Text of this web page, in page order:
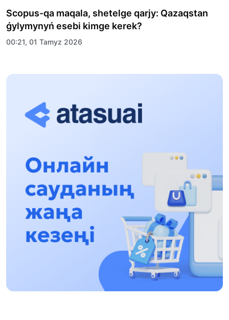
Scopus-qa maqala, shetelge qarjy: Qazaqstan
ǵylymynyń esebi kimge kerek?
00:21, 01 Tamyz 2026
«Zań kerýeni» jobasy: Abaı oblysynda quqyqtyq
17:31, 31 Shilde 2026
13:13, 30 Shilde 2026
Asqat Asylbekov: Kúshti bılikke kúshti tulǵalar
kerek!
12:01, 28 Shilde 2026
Abzal Dostıar: Dýman Muhametkárimdi Almaty
túrmesine aýystyrýy múmkin
16:15, 27 Shilde 2026